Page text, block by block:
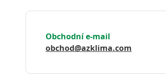
Obchodní e-mail
obchod@azklima.com